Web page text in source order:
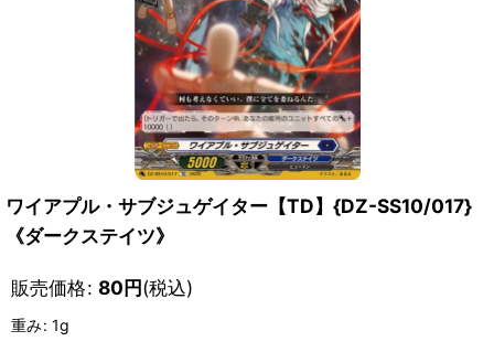
ワイアプル・サブジュゲイター【TD】{DZ-SS10/017}
《ダークステイツ》
販売価格: 80円(税込)
重み: 1g